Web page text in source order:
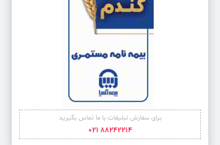
برای سفارش تبلیغات با ما تماس بگیرید
88242214 021